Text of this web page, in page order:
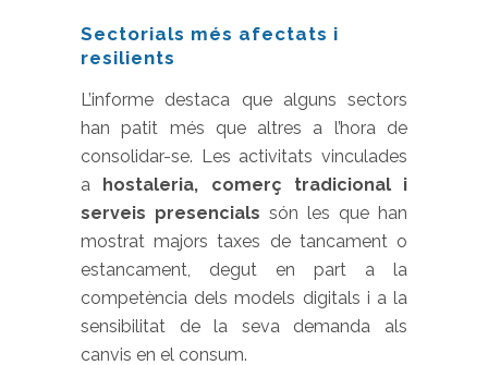
Sectorials més afectats i
resilients
L’informe destaca que alguns sectors
han patit més que altres a l’hora de
consolidar-se. Les activitats vinculades
a
hostaleria, comerç tradicional i
serveis presencials són les que han
mostrat majors taxes de tancament o
estancament, degut en part a la
competència dels models digitals i a la
sensibilitat de la seva demanda als
canvis en el consum.